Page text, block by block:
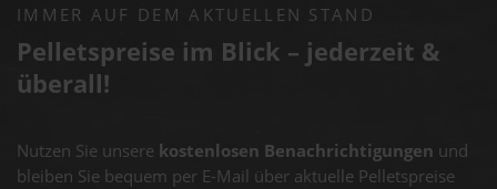
IMMER AUF DEM AKTUELLEN STAND
Pelletspreise im Blick – jederzeit &
überall!
Nutzen Sie unsere kostenlosen Benachrichtigungen und
bleiben Sie bequem per E-Mail über aktuelle Pelletspreise